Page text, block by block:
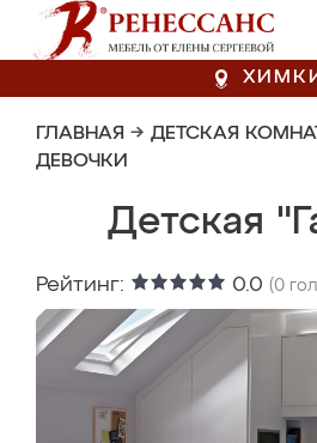
ГЛАВНАЯ → ДЕТСКАЯ
ДЕВОЧКИ
Детская
Рейтинг: 0.0 (0